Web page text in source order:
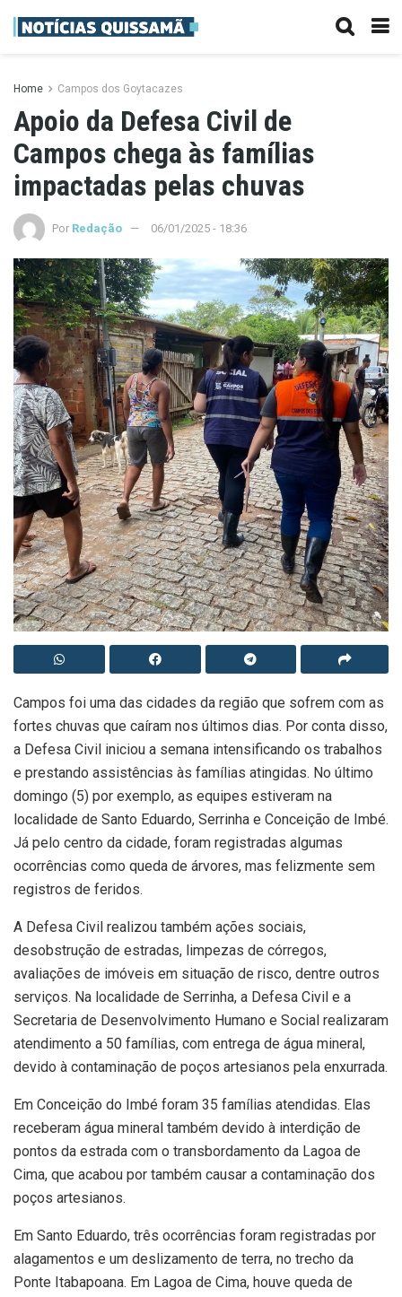
Home Campos dos Goytacazes
Apoio da Defesa Civil de
Campos chega às famílias
impactadas pelas chuvas
Por Redação 06/01/2025 - 18:36
Campos foi uma das cidades da região que sofrem com as
fortes chuvas que caíram nos últimos dias. Por conta disso,
a Defesa Civil iniciou a semana intensificando os trabalhos
e prestando assistências às famílias atingidas. No último
domingo (5) por exemplo, as equipes estiveram na
localidade de Santo Eduardo, Serrinha e Conceição de Imbé.
Já pelo centro da cidade, foram registradas algumas
ocorrências como queda de árvores, mas felizmente sem
registros de feridos.
A Defesa Civil realizou também ações sociais,
desobstrução de estradas, limpezas de córregos,
avaliações de imóveis em situação de risco, dentre outros
serviços. Na localidade de Serrinha, a Defesa Civil e a
Secretaria de Desenvolvimento Humano e Social realizaram
atendimento a 50 famílias, com entrega de água mineral,
devido à contaminação de poços artesianos pela enxurrada.
Em Conceição do Imbé foram 35 famílias atendidas. Elas
receberam água mineral também devido à interdição de
pontos da estrada com o transbordamento da Lagoa de
Cima, que acabou por também causar a contaminação dos
poços artesianos.
Em Santo Eduardo, três ocorrências foram registradas por
alagamentos e um deslizamento de terra, no trecho da
Ponte Itabapoana. Em Lagoa de Cima, houve queda de